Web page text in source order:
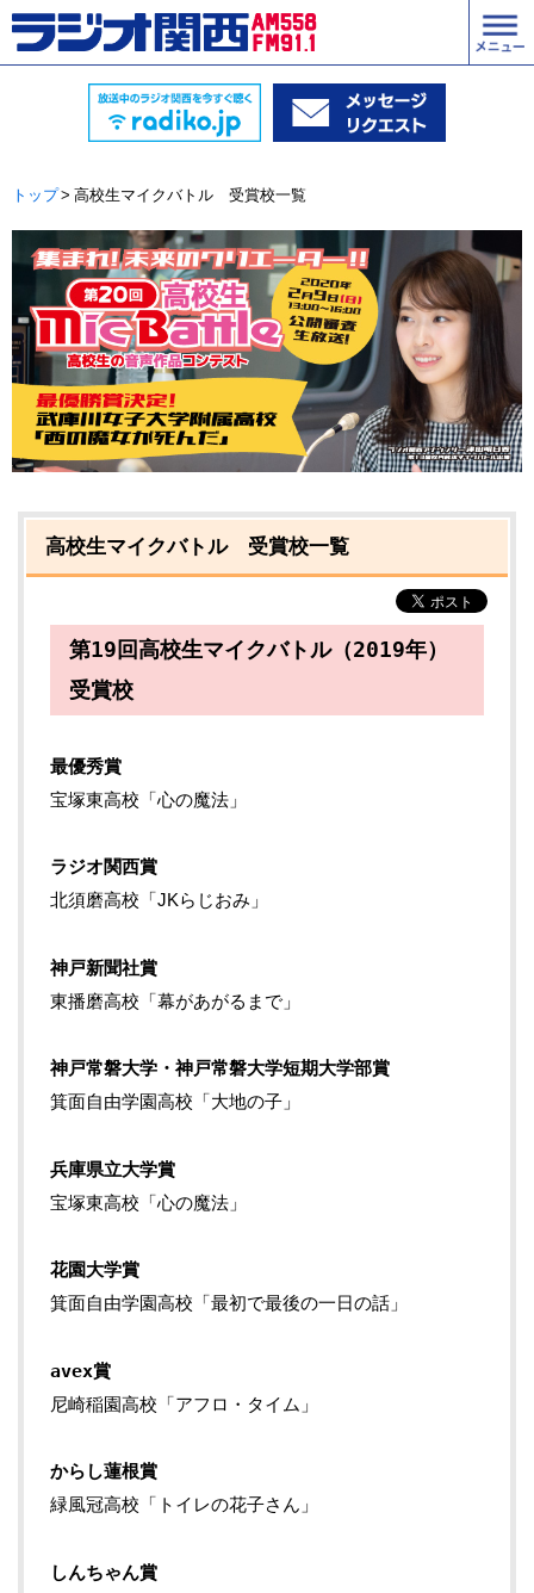
トップ 高校生マイクバトル 受賞校一覧
高校生マイクバトル 受賞校一覧
第19回高校生マイクバトル（2019年）
受賞校
最優秀賞
宝塚東高校「心の魔法」
ラジオ関西賞
北須磨高校「JKらじおみ」
神戸新聞社賞
東播磨高校「幕があがるまで」
神戸常磐大学・神戸常磐大学短期大学部賞
箕面自由学園高校「大地の子」
兵庫県立大学賞
宝塚東高校「心の魔法」
花園大学賞
箕面自由学園高校「最初で最後の一日の話」
avex賞
尼崎稲園高校「アフロ・タイム」
からし蓮根賞
緑風冠高校「トイレの花子さん」
しんちゃん賞